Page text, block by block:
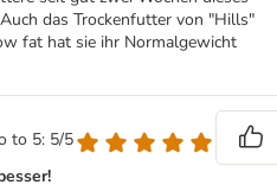
das Trockenfutter von "Hills"
fat hat sie ihr Normalgewicht
to 5: 5/5